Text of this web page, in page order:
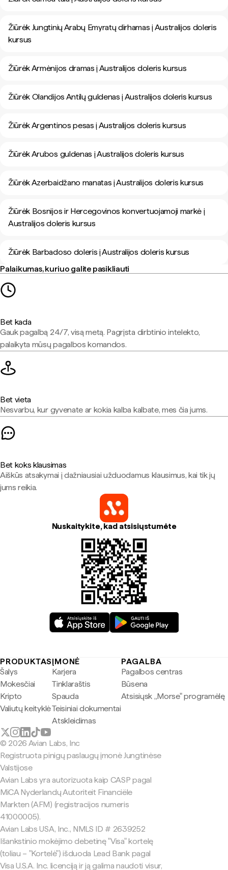
Žiūrėk Jungtinių Arabų Emyratų dirhamas į Australijos doleris
kursus
Žiūrėk Armėnijos dramas į Australijos doleris kursus
Žiūrėk Olandijos Antilų guldenas į Australijos doleris kursus
Žiūrėk Argentinos pesas į Australijos doleris kursus
Žiūrėk Arubos guldenas į Australijos doleris kursus
Žiūrėk Azerbaidžano manatas į Australijos doleris kursus
Žiūrėk Bosnijos ir Hercegovinos konvertuojamoji markė į
Australijos doleris kursus
Žiūrėk Barbadoso doleris į Australijos doleris kursus
Palaikumas, kuriuo galite pasikliauti
Bet kada
Gauk pagalbą 24/7, visą metą. Pagrįsta dirbtinio intelekto,
palaikyta mūsų pagalbos komandos.
Bet vieta
Nesvarbu, kur gyvenate ar kokia kalba kalbate, mes čia jums.
Bet koks klausimas
Aiškūs atsakymai į dažniausiai užduodamus klausimus, kai tik jų
jums reikia.
Nuskaitykite, kad atsisiųstumėte
PRODUKTAS
Šalys
Mokesčiai
Kripto
Valiutų keityklė
ĮMONĖ
Karjera
Tinklaraštis
Spauda
Teisiniai dokumentai
Atskleidimas
PAGALBA
Pagalbos centras
Būsena
Atsisiųsk „Morse" programėlę
© 2026 Avian Labs, Inc
Registruota pinigų paslaugų įmonė Jungtinėse
Valstijose
Avian Labs yra autorizuota kaip CASP pagal
MiCA Nyderlandų Autoriteit Financiële
Markten (AFM) (registracijos numeris
41000005).
Avian Labs USA, Inc., NMLS ID # 2639252
Išankstinio mokėjimo debetinę "Visa" kortelę
(toliau – "Kortelė") išduoda Lead Bank pagal
Visa U.S.A. Inc. licenciją ir ją galima naudoti visur,